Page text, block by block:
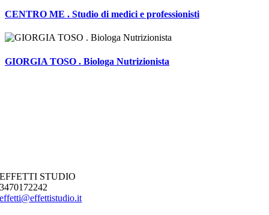
CENTRO ME . Studio di medici e professionisti
GIORGIA TOSO . Biologa Nutrizionista
EFFETTI STUDIO
3470172242
effetti@effettistudio.it